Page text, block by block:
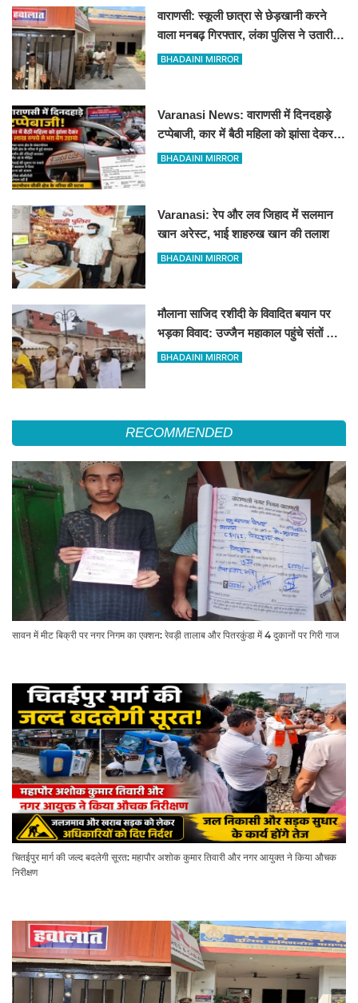
वाराणसी: स्कूली छात्रा से छेड़खानी करने
वाला मनबढ़ गिरफ्तार, लंका पुलिस ने उतारी
हीरोपंती
BHADAINI MIRROR
Varanasi News: वाराणसी में दिनदहाड़े
टप्पेबाजी, कार में बैठी महिला को झांसा देकर 5
लाख रुपये से भरा बैग उड़ाया
BHADAINI MIRROR
Varanasi: रेप और लव जिहाद में सलमान
खान अरेस्ट, भाई शाहरुख खान की तलाश
BHADAINI MIRROR
मौलाना साजिद रशीदी के विवादित बयान पर
भड़का विवाद: उज्जैन महाकाल पहुंचे संतों और
कांवड़ियों ने जताया कड़ा विरोध
BHADAINI MIRROR
RECOMMENDED
सावन में मीट बिक्री पर नगर निगम का एक्शन: रेवड़ी तालाब और पितरकुंडा में 4 दुकानों पर गिरी गाज
चितईपुर मार्ग की जल्द बदलेगी सूरत: महापौर अशोक कुमार तिवारी और नगर आयुक्त ने किया औचक
निरीक्षण